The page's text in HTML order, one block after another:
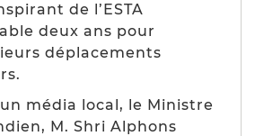
de l’ESTA
deux ans pour
déplacements
média local, le Ministre
M. Shri Alphons